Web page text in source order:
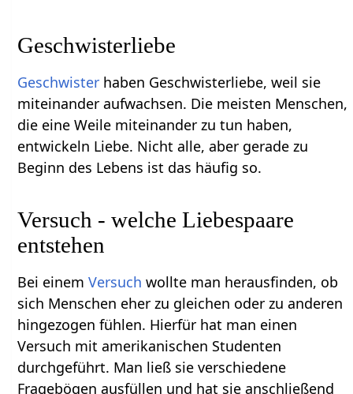
Geschwisterliebe
Geschwister haben Geschwisterliebe, weil sie
miteinander aufwachsen. Die meisten Menschen,
die eine Weile miteinander zu tun haben,
entwickeln Liebe. Nicht alle, aber gerade zu
Beginn des Lebens ist das häufig so.
Versuch - welche Liebespaare
entstehen
Bei einemVersuch wollte man herausfinden, ob
sich Menschen eher zu gleichen oder zu anderen
hingezogen fühlen. Hierfür hat man einen
Versuch mit amerikanischen Studenten
durchgeführt. Man ließ sie verschiedene
Fragebögen ausfüllen und hat sie anschließend